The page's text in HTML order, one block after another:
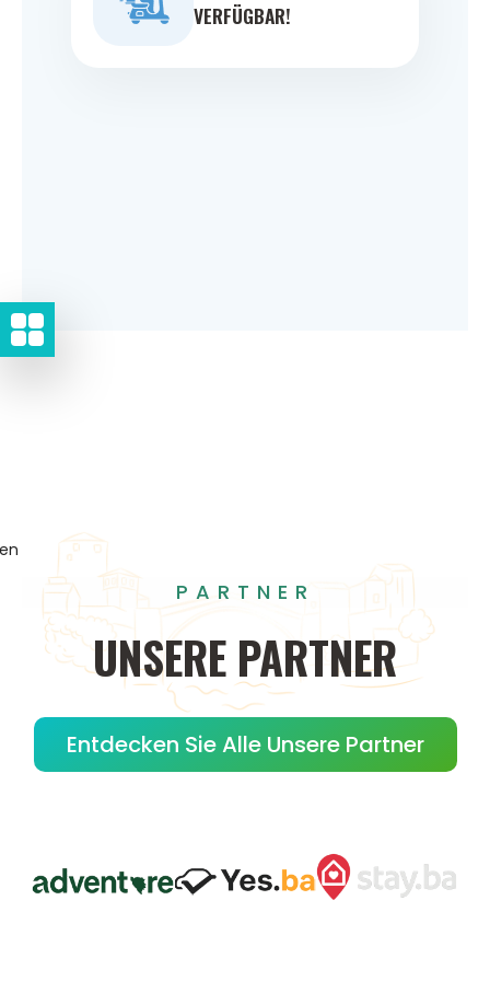
VERFÜGBAR!
PARTNER
UNSERE PARTNER
Entdecken Sie Alle Unsere Partner